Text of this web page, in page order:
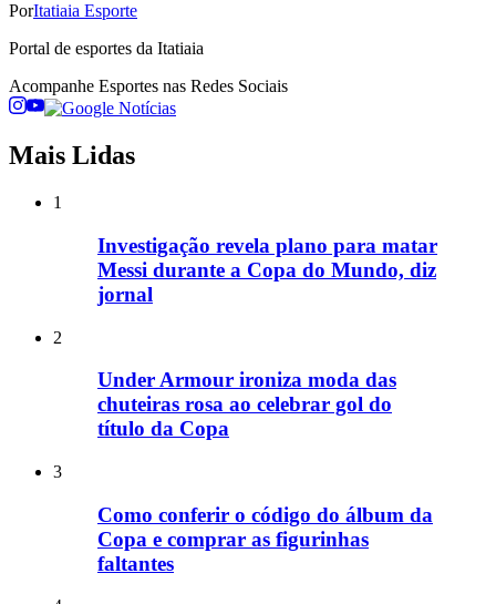
PorItatiaia Esporte
Portal de esportes da Itatiaia
Acompanhe Esportes nas Redes Sociais
Mais Lidas
1
Investigação revela plano para matar
Messi durante a Copa do Mundo, diz
jornal
2
Under Armour ironiza moda das
chuteiras rosa ao celebrar gol do
título da Copa
3
Como conferir o código do álbum da
Copa e comprar as figurinhas
faltantes